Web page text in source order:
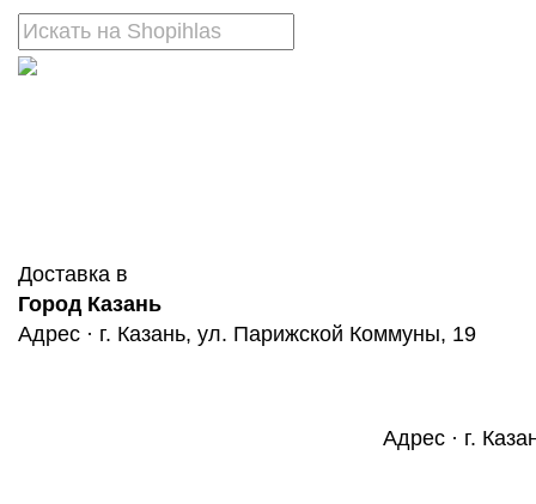
Доставка в
Город Казань
Адрес · г. Казань, ул. Парижской Коммуны, 19
Адрес · г.